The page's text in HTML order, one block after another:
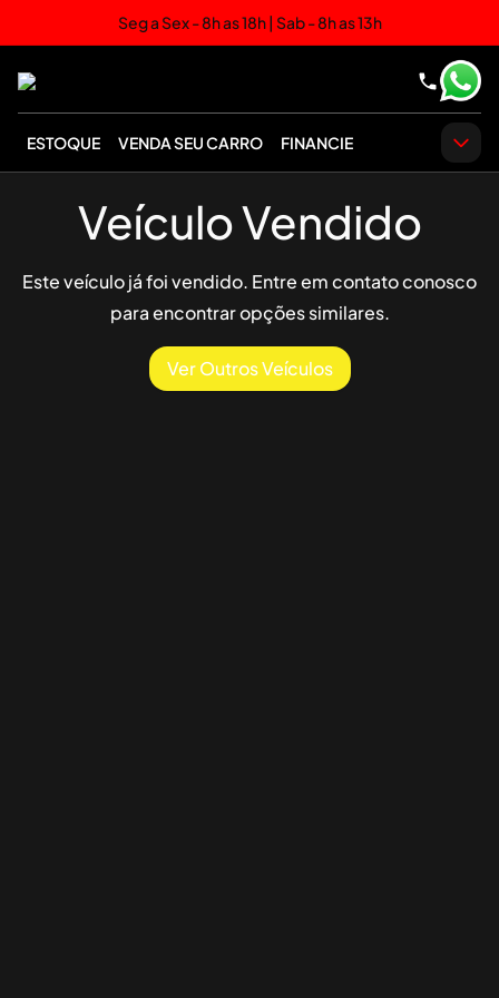
Seg a Sex - 8h as 18h | Sab - 8h as 13h
ESTOQUE VENDA SEU CARRO FINANCIE
Veículo Vendido
Este veículo já foi vendido. Entre em contato conosco
para encontrar opções similares.
Ver Outros Veículos